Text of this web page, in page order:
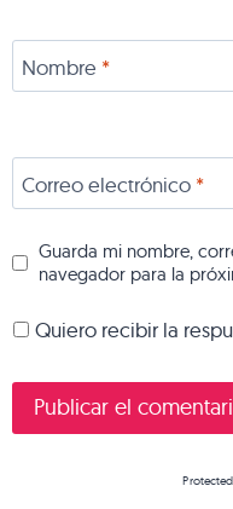
Nombre *
Correo electrónico *
Guarda mi nombre,
navegador para la
Quiero recibir la